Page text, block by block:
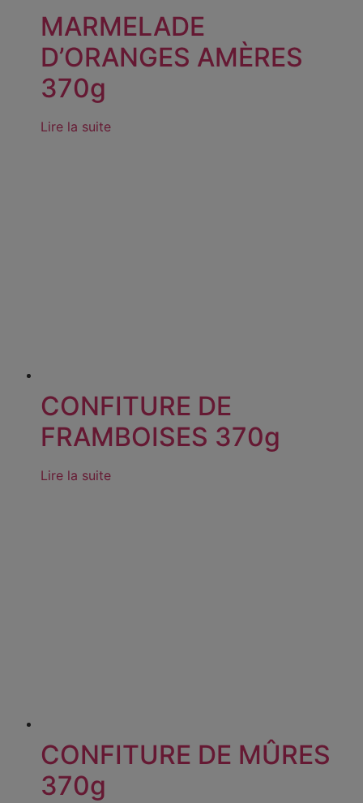
MARMELADE
D’ORANGES AMÈRES
370g
Lire la suite
CONFITURE DE
FRAMBOISES 370g
Lire la suite
CONFITURE DE MÛRES
370g